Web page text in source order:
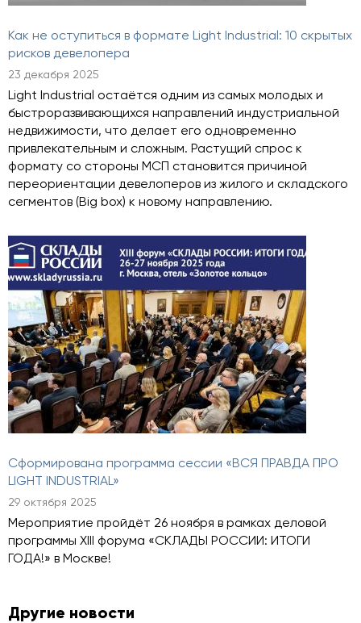
Как не оступиться в формате Light Industrial: 10 скрытых
рисков девелопера
23 декабря 2025
Light Industrial остаётся одним из самых молодых и
быстроразвивающихся направлений индустриальной
недвижимости, что делает его одновременно
привлекательным и сложным. Растущий спрос к
формату со стороны МСП становится причиной
переориентации девелоперов из жилого и складского
сегментов (Big box) к новому направлению.
Сформирована программа сессии «ВСЯ ПРАВДА ПРО
LIGHT INDUSTRIAL»
29 октября 2025
Мероприятие пройдёт 26 ноября в рамках деловой
программы XIII форума «СКЛАДЫ РОССИИ: ИТОГИ
ГОДА!» в Москве!
Другие новости